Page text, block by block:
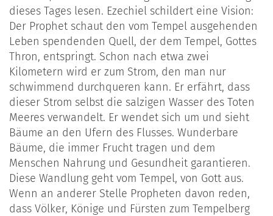
dieses Tages lesen. Ezechiel schildert eine Vision:
Der Prophet schaut den vom Tempel ausgehenden
Leben spendenden Quell, der dem Tempel, Gottes
Thron, entspringt. Schon nach etwa zwei
Kilometern wird er zum Strom, den man nur
schwimmend durchqueren kann. Er erfährt, dass
dieser Strom selbst die salzigen Wasser des Toten
Meeres verwandelt. Er wendet sich um und sieht
Bäume an den Ufern des Flusses. Wunderbare
Bäume, die immer Frucht tragen und dem
Menschen Nahrung und Gesundheit garantieren.
Diese Wandlung geht vom Tempel, von Gott aus.
Wenn an anderer Stelle Propheten davon reden,
dass Völker, Könige und Fürsten zum Tempelberg